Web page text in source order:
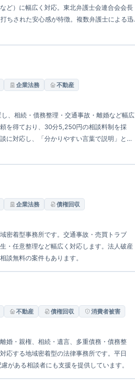
ど）に幅広く対応。東北弁護士会連合会会長
ちされた安心感が特徴。複数弁護士による迅
な相談手段も提供。
企業法務 不動産
、相続・債務整理・交通事故・離婚など幅広
を得ており、30分5,250円の相談料制を採
に対応し、「分かりやすい言葉で説明」と
企業法務 債権回収
密着型事務所です。交通事故・売買トラブ
・任意整理など幅広く対応します。法人破産
談無料の案件もあります。
不動産 債権回収 消費者被害
婚・親権、相続・遺言、多重債務・債務整
応する地域密着型の法律事務所です。平日
がある相談者にも支援を提供しています。